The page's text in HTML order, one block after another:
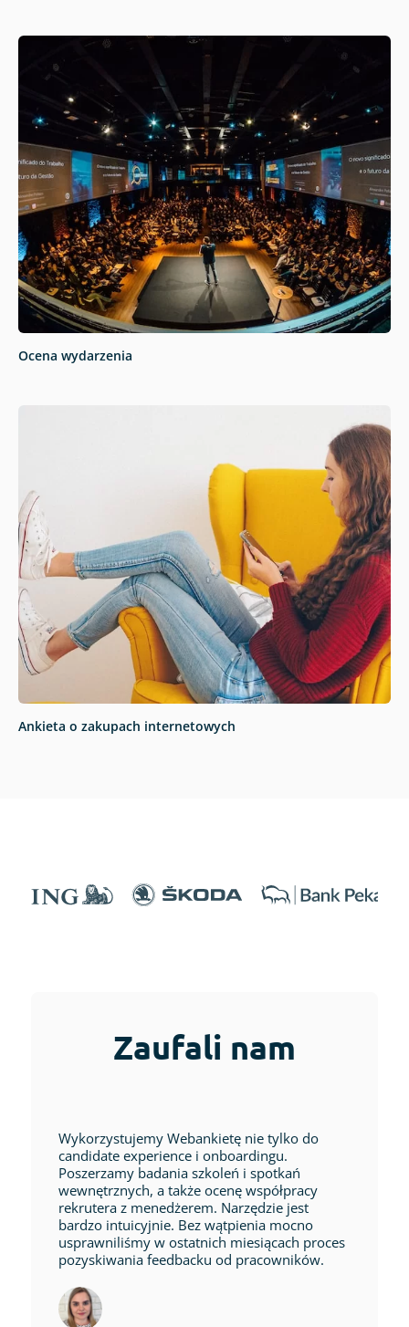
Ocena wydarzenia
Ankieta o zakupach internetowych
Zaufali nam
Wykorzystujemy Webankietę nie tylko do
candidate experience i onboardingu.
Poszerzamy badania szkoleń i spotkań
wewnętrznych, a także ocenę współpracy
rekrutera z menedżerem. Narzędzie jest
bardzo intuicyjnie. Bez wątpienia mocno
usprawniliśmy w ostatnich miesiącach proces
pozyskiwania feedbacku od pracowników.